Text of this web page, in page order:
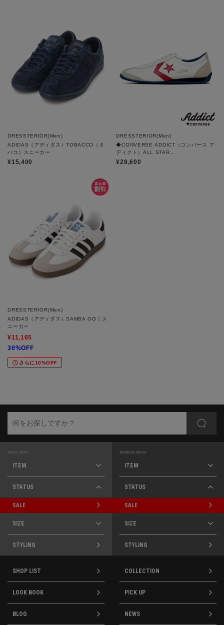
DRESSTERIOR(Men)
ADIDAS（アディダス）TOBACCO（タ
バコ）スニーカー
¥15,400
DRESSTERIOR(Men)
◆CONVERSE ADDICT（コンバース ア
ディクト）ALL STAR
TRAININGSHOES｜スニーカー
¥28,600
DRESSTERIOR(Men)
ADIDAS（アディダス）SAMBA OG｜ス
ニーカー
¥11,165
30%OFF
さらに10%OFF
MENS MENU
ITEM
STATUS
SALE
SIZE
STYLING
WOMENS MENU
ITEM
STATUS
SALE
SIZE
STYLING
SHOP LIST COLLECTION
LOOK BOOK PICK UP
BLOG NEWS